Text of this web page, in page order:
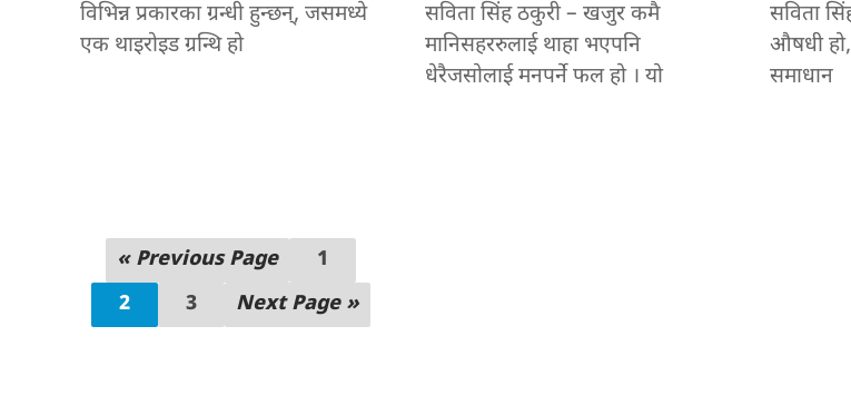
विभिन्न प्रकारका ग्रन्धी हुन्छन्, जसमध्ये
एक थाइरोइड ग्रन्थि हो
सविता सिंह ठकुरी – खजुर कमै
मानिसहररुलाई थाहा भएपनि
धेरैजसोलाई मनपर्ने फल हो । यो
सविता
औषधी
समाधान
« Previous Page
1
2
3 Next Page »